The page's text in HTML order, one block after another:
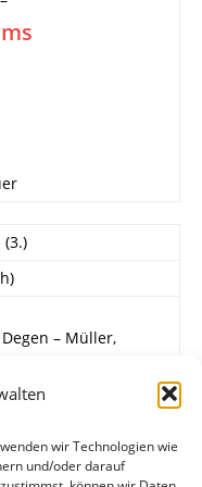
wir Technologien wie
und/oder darauf
– Müller,
Herd.
Klosset – F. Fries,
W. Winkler, Pölsterl,